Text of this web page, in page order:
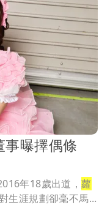
事曝擇偶條
年18歲出道，蘿
生涯規劃卻毫不馬...